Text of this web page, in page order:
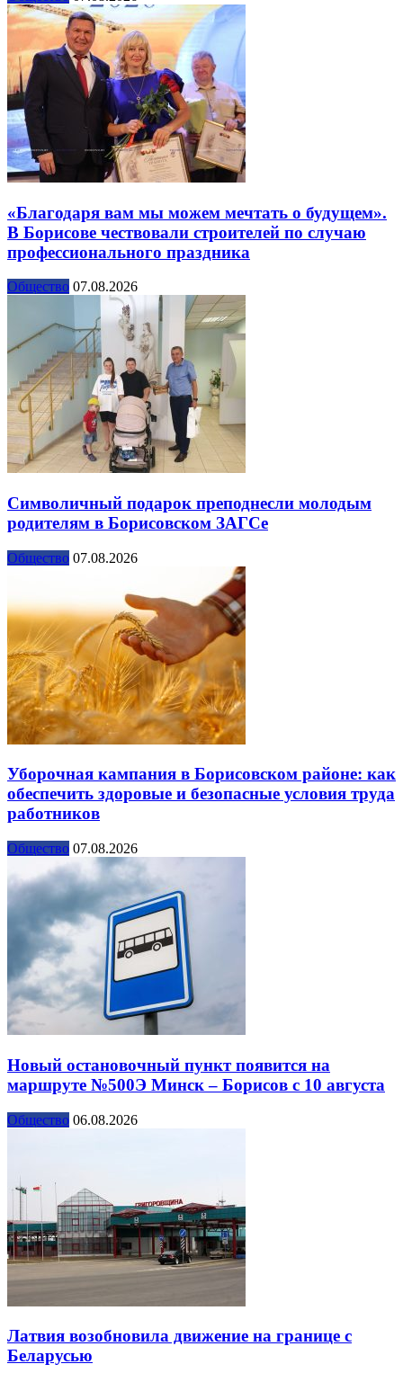
«Благодаря вам мы можем мечтать о будущем».
В Борисове чествовали строителей по случаю
профессионального праздника
Общество 07.08.2026
Символичный подарок преподнесли молодым
родителям в Борисовском ЗАГСе
Общество 07.08.2026
Уборочная кампания в Борисовском районе: как
обеспечить здоровые и безопасные условия труда
работников
Общество 07.08.2026
Новый остановочный пункт появится на
маршруте №500Э Минск – Борисов с 10 августа
Общество 06.08.2026
Латвия возобновила движение на границе с
Беларусью